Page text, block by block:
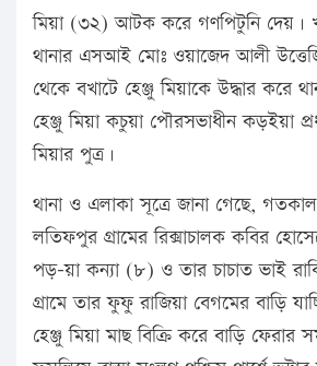
মিয়া (৩২) আটক করে গণপিটুনি দেয়।
থানার এসআই মোঃ ওয়াজেদ আলী
থেকে বখাটে হেঞ্জু মিয়াকে উদ্ধার করে
হেঞ্জু মিয়া কচুয়া পৌরসভাধীন কড়ইয়া
মিয়ার পুত্র।
থানা ও এলাকা সূত্রে জানা গেছে,
লতিফপুর গ্রামের রিক্সাচালক কবির
পড়–য়া কন্যা (৮) ও তার চাচাত ভাই রাকিব
গ্রামে তার ফুফু রাজিয়া বেগমের বাড়ি
হেঞ্জু মিয়া মাছ বিক্রি করে বাড়ি ফেরার